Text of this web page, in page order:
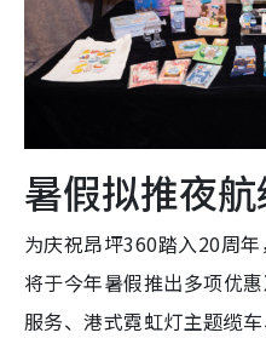
暑假拟推夜
为庆祝昂坪360踏入20周
将于今年暑假推出多项优
服务、港式霓虹灯主题缆